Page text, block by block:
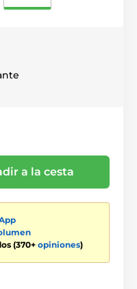
a la cesta
(370+ opiniones)